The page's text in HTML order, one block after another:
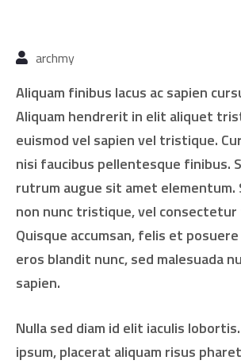
archmy
Aliquam finibus lacus ac sapien
Aliquam hendrerit in elit aliquet
euismod vel sapien vel tristique.
nisi faucibus pellentesque finibus.
rutrum augue sit amet
non nunc tristique, vel
Quisque accumsan, felis et
eros blandit nunc, sed malesuada
sapien.
Nulla sed diam id elit iaculis
ipsum, placerat aliquam risus